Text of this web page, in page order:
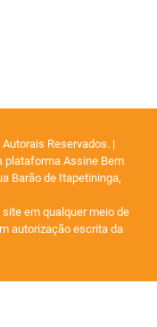
Reservados. |
plataforma Assine Bem
Barão de Itapetininga,
em qualquer meio de
autorização escrita da